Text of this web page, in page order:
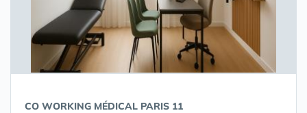
CO WORKING MÉDICAL PARIS 11